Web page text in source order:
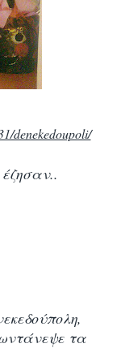
denekedoupoli/
τα